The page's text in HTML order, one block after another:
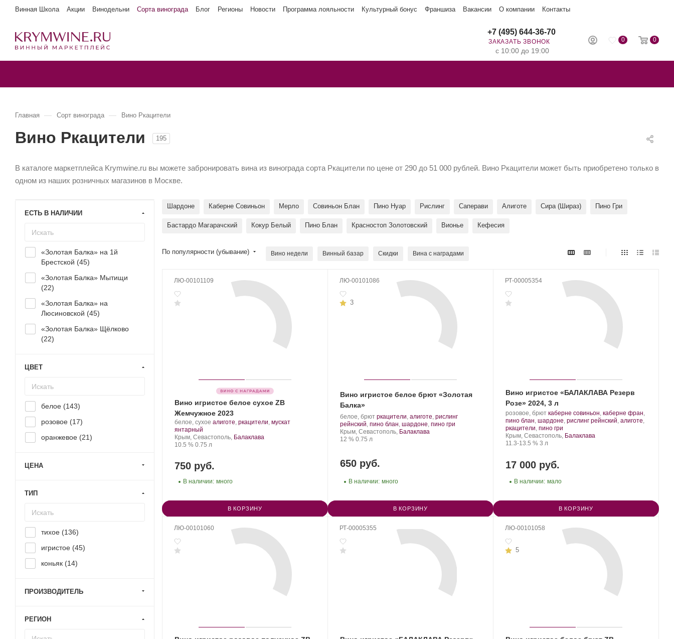
Винная Школа Акции Винодельни Сорта винограда Блог Регионы Новости Программа лояльности Культурный бонус Франшиза Вакансии О компании Контакты
0 0
+7 (495) 644-36-70
ЗАКАЗАТЬ ЗВОНОК
с 10:00 до 19:00
Главная — Сорт винограда — Вино Ркацители
Вино Ркацители 195
В каталоге маркетплейса Krymwine.ru вы можете забронировать вина из винограда сорта Ркацители по цене от 290 до 51 000 рублей. Вино Ркацители может быть приобретено только в
одном из наших розничных магазинов в Москве.
Шардоне Каберне Совиньон Мерло Совиньон Блан Пино Нуар Рислинг Саперави Алиготе Сира (Шираз) Пино Гри
Бастардо Магарачский Кокур Белый Пино Блан Красностоп Золотовский Вионье Кефесия
По популярности (убывание) Вино недели Винный базар Скидки Вина с наградами
ЛЮ-00101109
Вино игристое белое сухое ZB
Жемчужное 2023
Производитель:
Золотая
Балка.
белое, сухое .
винограда:
алиготе, ркацители, мускат
янтарный
Регион:
Крым, Севастополь, Балаклава
Крепость
10.5 %. Объем
0.75 л
750 руб.
В наличии: много
В КОРЗИНУ
ЛЮ-00101086
3
Вино игристое белое брют «Золотая
Балка»
Производитель:
Золотая
Балка.
белое, брют .
Сорт
винограда:
ркацители, алиготе, рислинг
рейнский, пино блан, шардоне, пино гри
Регион:
Крым, Севастополь, Балаклава
Крепость
12 %. Объем
0.75 л
650 руб.
В наличии: много
В КОРЗИНУ
РТ-00005354
Вино игристое «БАЛАКЛАВА Резерв
Розе» 2024, 3 л
Производитель:
Золотая
Балка.
розовое, брют .
Сорт
винограда:
каберне совиньон, каберне фран,
пино блан, шардоне, рислинг рейнский, алиготе,
ркацители, пино гри
Регион:
Крым, Севастополь, Балаклава
Крепость
11.3-13.5 %. Объем
3 л
17 000 руб.
В наличии: мало
В КОРЗИНУ
ЛЮ-00101060 РТ-00005355 ЛЮ-00101058
5
ЕСТЬ В НАЛИЧИИ
«Золотая Балка» на 1й
Брестской (45)
«Золотая Балка» Мытищи
(22)
«Золотая Балка» на
Люсиновской (45)
«Золотая Балка» Щёлково
(22)
ЦВЕТ
белое (143)
розовое (17)
оранжевое (21)
ЦЕНА
ТИП
тихое (136)
игристое (45)
коньяк (14)
ПРОИЗВОДИТЕЛЬ
РЕГИОН